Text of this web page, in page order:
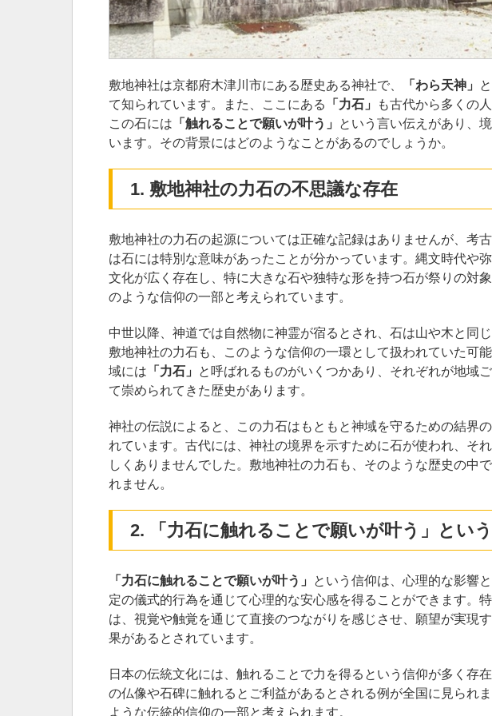
敷地神社は京都府木津川市にある歴史ある神社で、 「わら天神」
て知られています。また、ここにある 「力石」
も古代から多くの
この石には 「触れることで願いが叶う」
という言い伝えがあり、
います。その背景にはどのようなことがあるのでしょうか。
1. 敷地神社の力石の不思議な存在
敷地神社の力石の起源については正確な記録はありませんが、考
は石には特別な意味があったことが分かっています。縄文時代や
文化が広く存在し、特に大きな石や独特な形を持つ石が祭りの対
のような信仰の一部と考えられています。
中世以降、神道では自然物に神霊が宿るとされ、石は山や木と同
敷地神社の力石も、このような信仰の一環として扱われていた可
域には 「力石」
と呼ばれるものがいくつかあり、それぞれが地域
て崇められてきた歴史があります。
神社の伝説によると、この力石はもともと神域を守るための結界
れています。古代には、神社の境界を示すために石が使われ、そ
しくありませんでした。敷地神社の力石も、そのような歴史の中
れません。
2. 「力石に触れることで願いが叶う」とい
「力石に触れることで願いが叶う」
という信仰は、心理的な影響
定の儀式的行為を通じて心理的な安心感を得ることができます。
は、視覚や触覚を通じて直接のつながりを感じさせ、願望が実現
果があるとされています。
日本の伝統文化には、触れることで力を得るという信仰が多く存
の仏像や石碑に触れるとご利益があるとされる例が全国に見られ
ような伝統的信仰の一部と考えられます。